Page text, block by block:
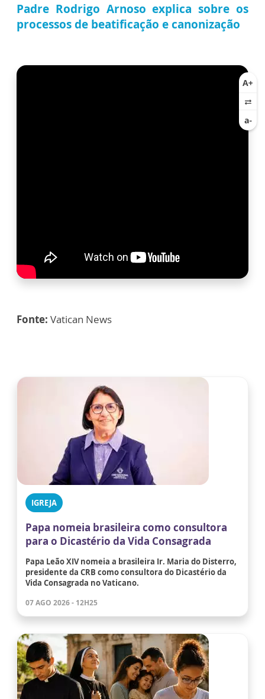
Padre Rodrigo Arnoso explica sobre os
processos de beatificação e canonização
Fonte: Vatican News
IGREJA
Papa nomeia brasileira como consultora
para o Dicastério da Vida Consagrada
Papa Leão XIV nomeia a brasileira Ir. Maria do Disterro,
presidente da CRB como consultora do Dicastério da
Vida Consagrada no Vaticano.
07 AGO 2026 - 12H25